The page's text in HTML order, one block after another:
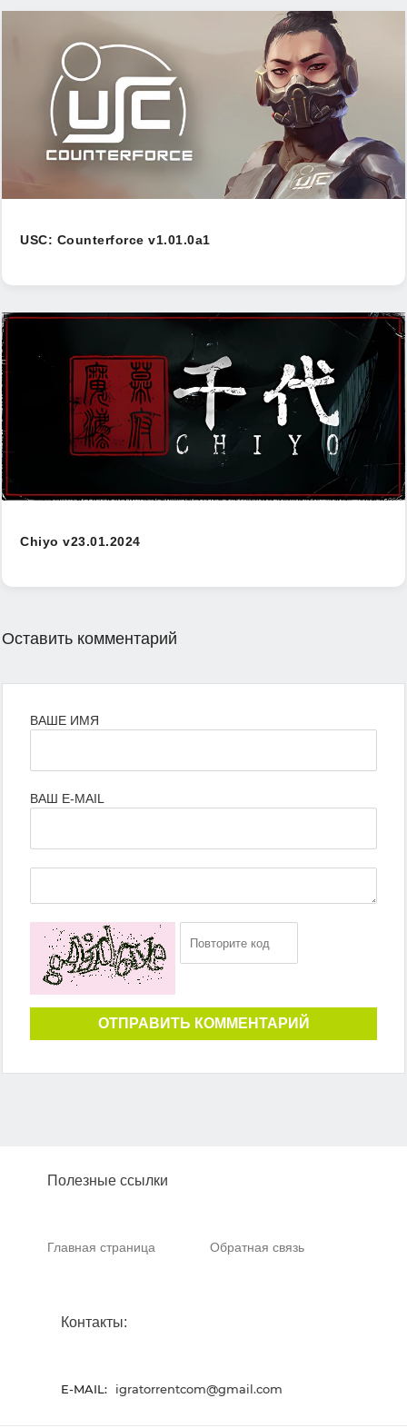
USC: Counterforce v1.01.0a1
Chiyo v23.01.2024
Оставить комментарий
ВАШЕ ИМЯ
ВАШ E-MAIL
ОТПРАВИТЬ КОММЕНТАРИЙ
Полезные ссылки
Главная страница Обратная связь
Контакты:
E-MAIL: igratorrentcom@gmail.com